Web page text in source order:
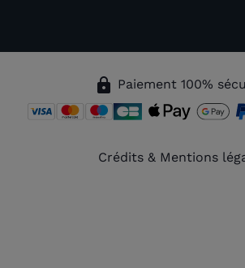
lock Paiement 100%
Crédits & Mentions